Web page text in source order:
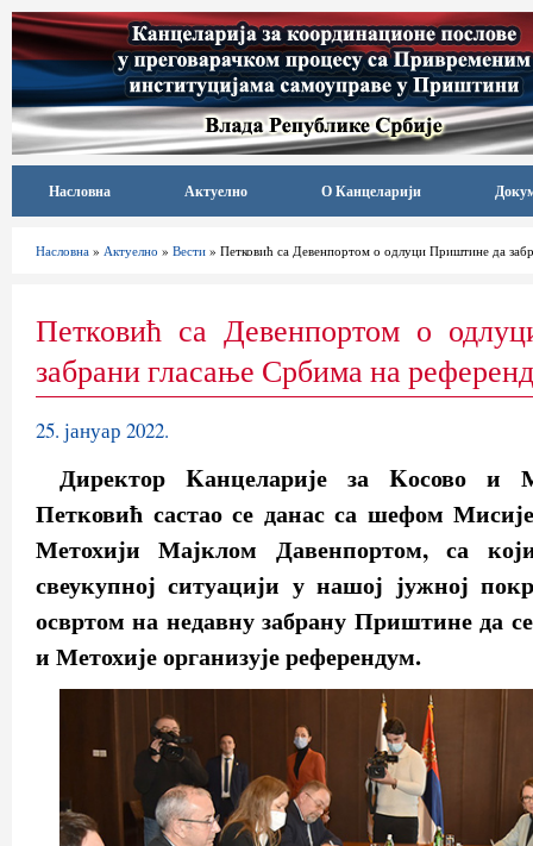
Насловна Актуелно О Канцеларији
Насловна » Актуелно » Вести » Петковић са Девенпортом о одлуци Приштине да
Петковић са Девенпортом о
забрани гласање Србима на
25. јануар 2022.
Директор Kанцеларије за Kосово и
Петковић састао се данас са шефом
Метохији Мајклом Давенпортом, са
свеукупној ситуацији у нашој јужној
освртом на недавну забрану Приштине да
и Метохије организује референдум.